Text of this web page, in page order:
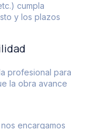
cumpla
y los plazos
profesional para
la obra avance
encargamos